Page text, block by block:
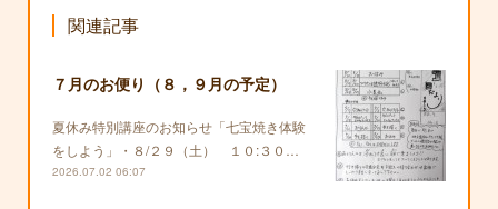
関連記事
７月のお便り（８，９月の予定）
夏休み特別講座のお知らせ「七宝焼き体験
をしよう」・８/２９（土） １０:３０…
2026.07.02 06:07